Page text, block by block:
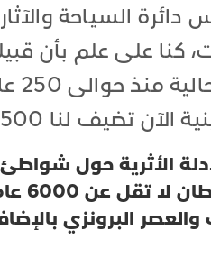
دائرة السياحة
كنا على علم بأن
لنا 500 عام أخرى إلى تاريخ إمارتنا ".
الأثرية حول
والعصر البرونزي